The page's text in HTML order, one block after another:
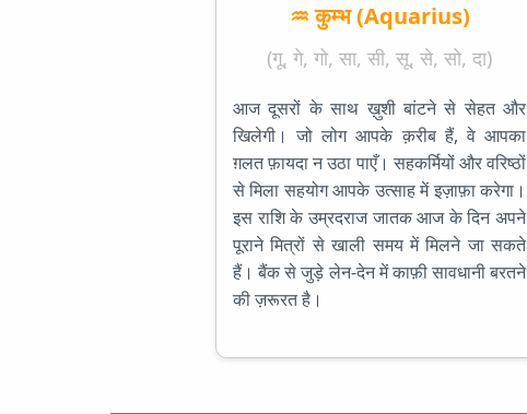
♒ कुम्भ (Aquarius)
(गू, गे, गो, सा, सी, सू, से, सो, दा)
आज दूसरों के साथ ख़ुशी बांटने से सेहत और
खिलेगी। जो लोग आपके क़रीब हैं, वे आपका
ग़लत फ़ायदा न उठा पाएँ। सहकर्मियों और वरिष्ठों
से मिला सहयोग आपके उत्साह में इज़ाफ़ा करेगा।
इस राशि के उम्रदराज जातक आज के दिन अपने
पूराने मित्रों से खाली समय में मिलने जा सकते
हैं। बैंक से जुड़े लेन-देन में काफ़ी सावधानी बरतने
की ज़रूरत है।